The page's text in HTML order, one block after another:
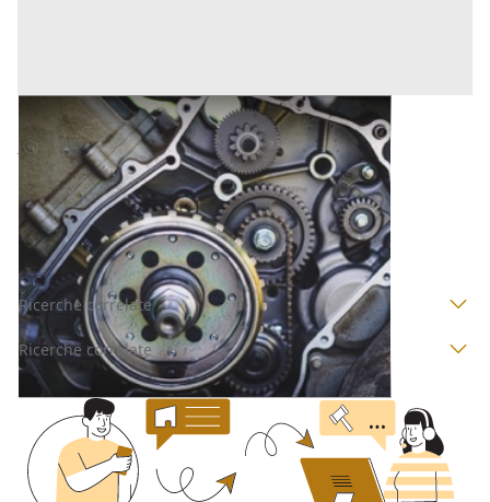
Attrezzature Industriali all'asta a Perugia
Magione (Perugia)
10.500 €
Codice asta:48cc05a9
Asta chiusa
Ricerche correlate
Ricerche correlate